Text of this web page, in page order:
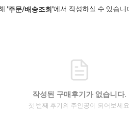
'주문/배송조회'에서 작성하실 수 있습니
작성된 구매후기가 없습니다.
첫 번째 후기의 주인공이 되어보세